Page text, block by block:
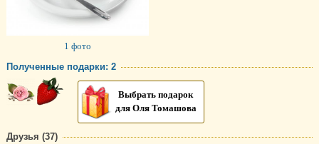
1 фото
Полученные подарки: 2
Выбрать подарок
для Оля Томашова
Друзья (37)